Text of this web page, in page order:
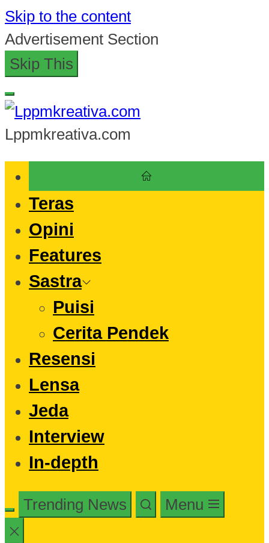
Skip to the content
Advertisement Section
Skip This
Lppmkreativa.com
Teras
Opini
Features
Sastra
Puisi
Cerita Pendek
Resensi
Lensa
Jeda
Interview
In-depth
Trending News Menu